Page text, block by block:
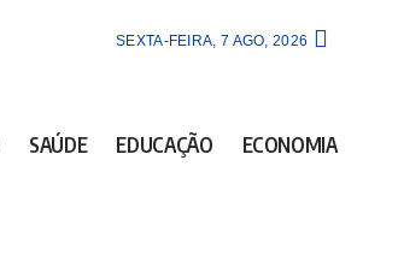
SEXTA-FEIRA, 7 AGO, 2026
SAÚDE EDUCAÇÃO ECONOMIA